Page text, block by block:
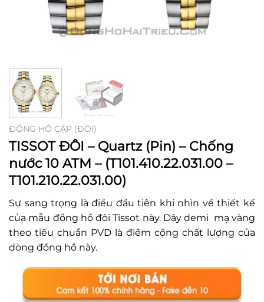
ĐỒNG HỒ CẶP (ĐÔI)
TISSOT ĐÔI – Quartz (Pin) – Chống
nước 10 ATM – (T101.410.22.031.00 –
T101.210.22.031.00)
Sự sang trọng là điều đầu tiên khi nhìn về thiết kế
của mẫu đồng hồ đôi Tissot này. Dây demi mạ vàng
theo tiếu chuẩn PVD là điềm cộng chất lượng của
dòng đồng hồ này.